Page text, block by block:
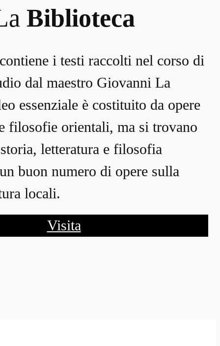
Biblioteca
i testi raccolti nel corso di
dal maestro Giovanni La
essenziale è costituito da opere
filosofie orientali, ma si trovano
letteratura e filosofia
buon numero di opere sulla
locali.
Visita